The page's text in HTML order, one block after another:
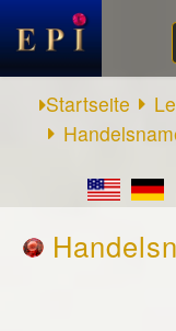
Startseite